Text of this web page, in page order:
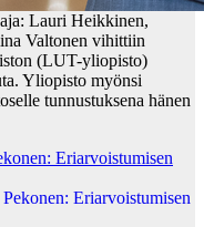
Lauri Heikkinen,
Valtonen vihittiin
(LUT-yliopisto)
Yliopisto myönsi
tunnustuksena hänen
Eriarvoistumisen